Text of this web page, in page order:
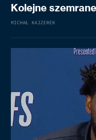
Kolejne
MICHAŁ KAJZEREK